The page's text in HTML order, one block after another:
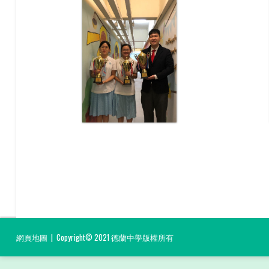
網頁地圖 | Copyright© 2021 德蘭中學版權所有